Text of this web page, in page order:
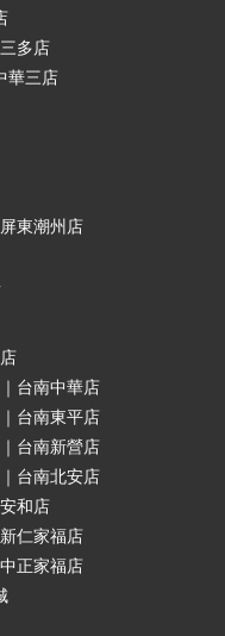
多店
華三店
東潮州店
台南中華店
台南東平店
台南新營店
台南北安店
和店
仁家福店
正家福店